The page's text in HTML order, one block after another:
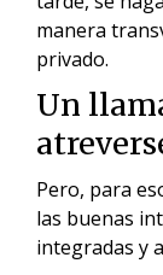
manera
privado.
Un
Pero, para
las buenas
integradas y